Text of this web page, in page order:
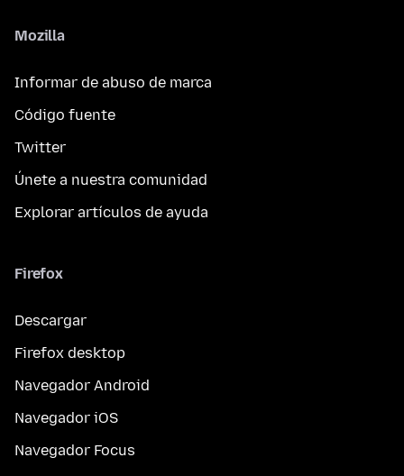
Mozilla
Informar de abuso de marca
Código fuente
Twitter
Únete a nuestra comunidad
Explorar artículos de ayuda
Firefox
Descargar
Firefox desktop
Navegador Android
Navegador iOS
Navegador Focus